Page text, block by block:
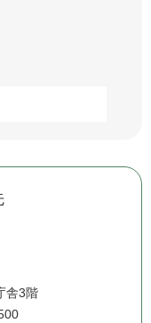
舎3階